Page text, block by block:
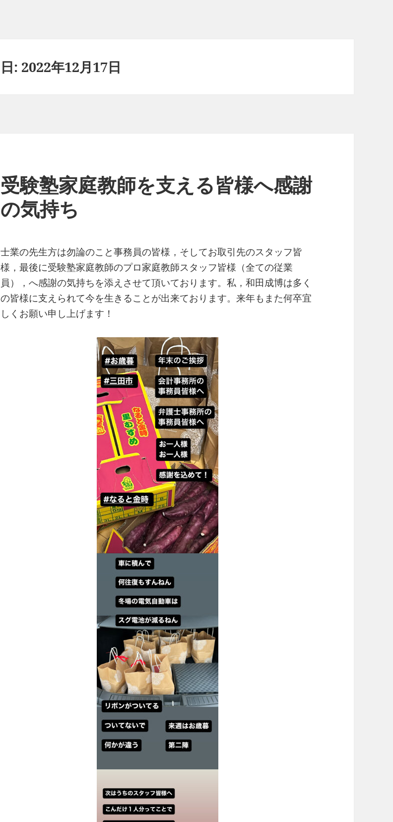
日: 2022年12月17日
受験塾家庭教師を支える皆様へ感謝
の気持ち
士業の先生方は勿論のこと事務員の皆様，そしてお取引先のスタッフ皆
様，最後に受験塾家庭教師のプロ家庭教師スタッフ皆様（全ての従業
員），へ感謝の気持ちを添えさせて頂いております。私，和田成博は多く
の皆様に支えられて今を生きることが出来ております。来年もまた何卒宜
しくお願い申し上げます！